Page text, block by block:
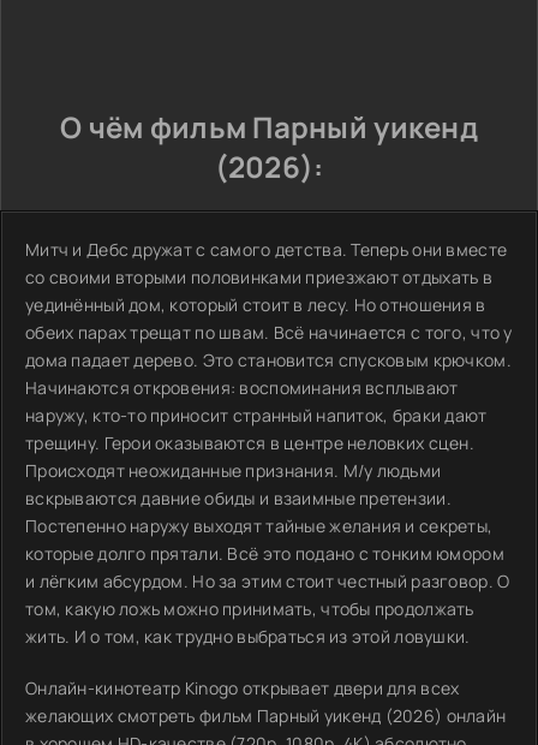
О чём фильм Парный уикенд
(2026):
Митч и Дебс дружат с самого детства. Теперь они вместе
со своими вторыми половинками приезжают отдыхать в
уединённый дом, который стоит в лесу. Но отношения в
обеих парах трещат по швам. Всё начинается с того, что у
дома падает дерево. Это становится спусковым крючком.
Начинаются откровения: воспоминания всплывают
наружу, кто-то приносит странный напиток, браки дают
трещину. Герои оказываются в центре неловких сцен.
Происходят неожиданные признания. М/у людьми
вскрываются давние обиды и взаимные претензии.
Постепенно наружу выходят тайные желания и секреты,
которые долго прятали. Всё это подано с тонким юмором
и лёгким абсурдом. Но за этим стоит честный разговор. О
том, какую ложь можно принимать, чтобы продолжать
жить. И о том, как трудно выбраться из этой ловушки.
Онлайн-кинотеатр Kinogo открывает двери для всех
желающих смотреть фильм Парный уикенд (2026) онлайн